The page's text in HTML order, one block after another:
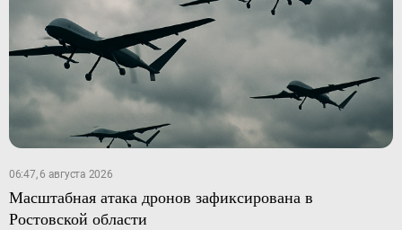
06:47, 6 августа 2026
Масштабная атака дронов зафиксирована в
Ростовской области